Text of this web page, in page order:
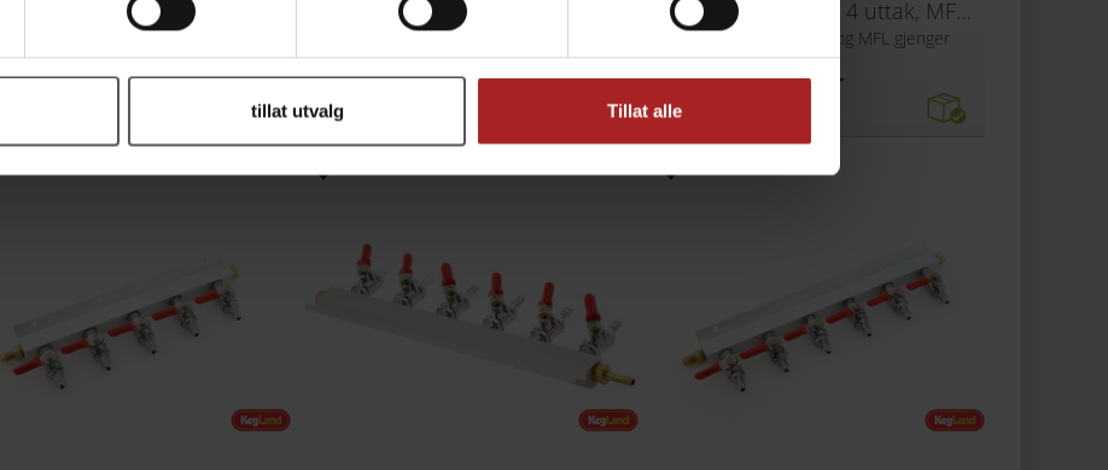
tillat utvalg Tillat alle
med stengeventiler og MFL gjenger
399,-
med stengeventiler og slangenippel
499,-
CO2 manifold med 4 uttak, MFL gjenger
med stengeventiler og MFL gjenger
499,-